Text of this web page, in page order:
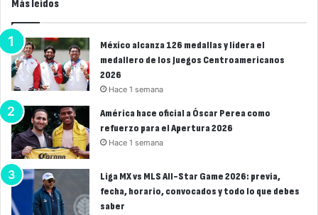
Más leídos
México alcanza 126 medallas y lidera el
medallero de los Juegos Centroamericanos
2026
Hace 1 semana
América hace oficial a Óscar Perea como
refuerzo para el Apertura 2026
Hace 1 semana
Liga MX vs MLS All-Star Game 2026: previa,
fecha, horario, convocados y todo lo que debes
saber